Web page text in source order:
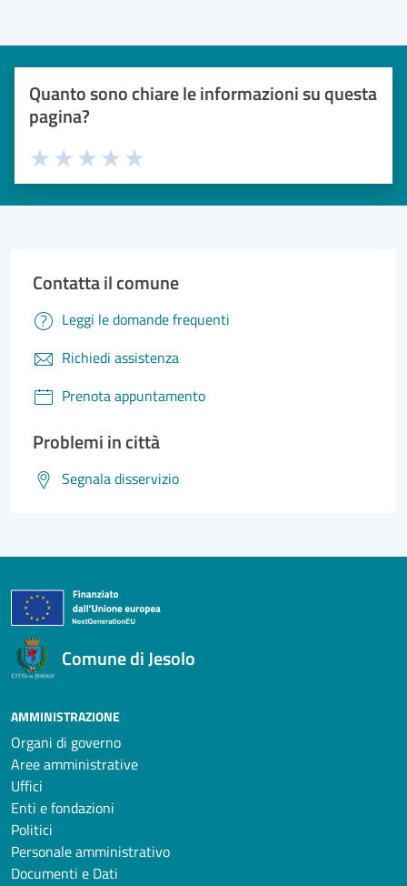
Quanto sono chiare le informazioni su questa
pagina?
Valuta 5 stelle su 5
Valuta 4 stelle su 5
Valuta 3 stelle su 5
Valuta 2 stelle su 5
Valuta 1 stelle su 5
Contatta il comune
Leggi le domande frequenti
Richiedi assistenza
Prenota appuntamento
Problemi in città
Segnala disservizio
Comune di Jesolo
AMMINISTRAZIONE
Organi di governo
Aree amministrative
Uffici
Enti e fondazioni
Politici
Personale amministrativo
Documenti e Dati